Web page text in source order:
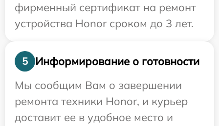
фирменный сертификат на ремонт
устройства Honor сроком до 3 лет.
5
Информирование о готовности
Мы сообщим Вам о завершении
ремонта техники Honor, и курьер
доставит ее в удобное место и